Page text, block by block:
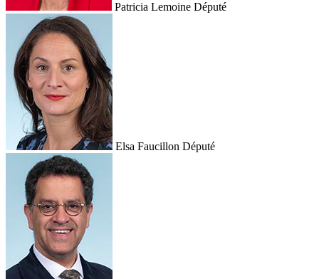
Patricia Lemoine Député
Elsa Faucillon Député